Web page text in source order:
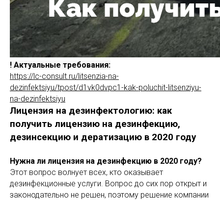
! Актуальные требования:
https://lc-consult.ru/litsenzia-na-
dezinfektsiyu/tpost/d1vk0dvpc1-kak-poluchit-litsenziyu-
na-dezinfektsiyu
Лицензия на дезинфектологию: как
получить лицензию на дезинфекцию,
дезинсекцию и дератизацию в 2020 году
Нужна ли лицензия на дезинфекцию в 2020 году?
Этот вопрос волнует всех, кто оказывает
дезинфекционные услуги. Вопрос до сих пор открыт и
законодательно не решен, поэтому решение компании